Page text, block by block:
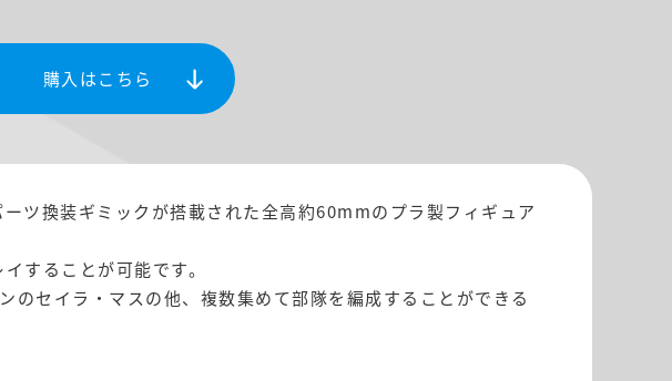
購入はこちら
ツ換装ギミックが搭載された全高約60mmのプラ製フィギュア
することが可能です。
セイラ・マスの他、複数集めて部隊を編成することができる